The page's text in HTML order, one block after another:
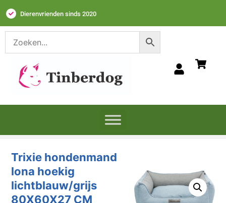
Dierenvrienden sinds 2020
Trixie hondenmand
lona hoekig
lichtblauw/grijs
80X60X27 CM